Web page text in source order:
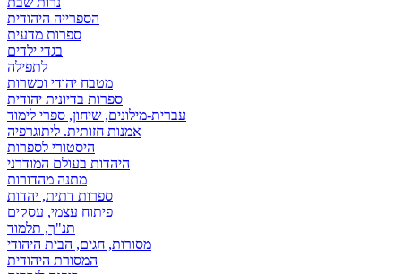
הספרייה היהודית
ספרות מדעית
בגדי ילדים
לתפילה
מטבח יהודי וכשרות
ספרות בדיונית יהודית
עברית-מילונים, שיחון, ספרי לימוד
אמנות חזותית. ליתוגרפיה
היסטורי לספרות
היהדות בעולם המודרני
מתנה מהדורות
ספרות דתית, יהדות
פיתוח עצמי, עסקים
תנ"ך, תלמוד
מסורות, חגים, הבית היהודי
המסורת היהודית